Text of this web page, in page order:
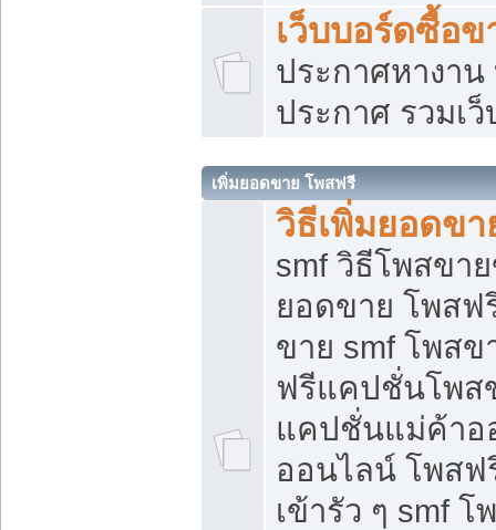
เว็บบอร์ดซื้อข
ประกาศหางาน
ประกาศ รวมเ
เพิ่มยอดขาย โพสฟรี
วิธีเพิ่มยอดข
smf วิธีโพสขา
ยอดขาย โพสฟ
ขาย smf โพส
ฟรีแคปชั่นโพส
แคปชั่นแม่ค้า
ออนไลน์ โพสฟ
เข้ารัว ๆ smf